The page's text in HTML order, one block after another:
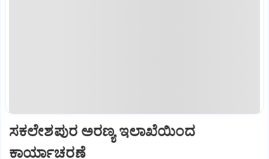
ಸಕಲೇಶಪುರ ಅರಣ್ಯ ಇಲಾಖೆಯಿಂದ
ಕಾರ್ಯಾಚರಣೆ